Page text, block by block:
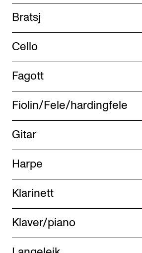
Bratsj
Cello
Fagott
Fiolin/Fele/hardingfele
Gitar
Harpe
Klarinett
Klaver/piano